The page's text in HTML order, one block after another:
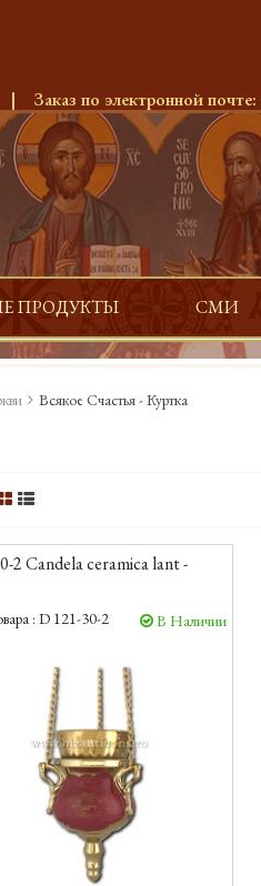
| Заказ по электронной почте:
ПРОДУКТЫ СМИ
Всякое Счастья - Куртка
2 Candela ceramica lant -
: D 121-30-2 В Наличии